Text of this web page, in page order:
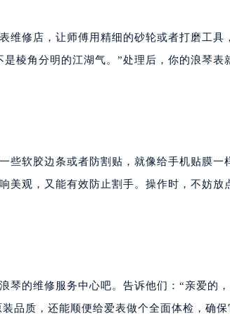
维修店，让师傅用精细的砂轮或者打磨工具
棱角分明的江湖气。”处理后，你的浪琴表
些软胶边条或者防割贴，就像给手机贴膜一
美观，又能有效防止割手。操作时，不妨放
琴的维修服务中心吧。告诉他们：“亲爱的
品质，还能顺便给爱表做个全面体检，确保